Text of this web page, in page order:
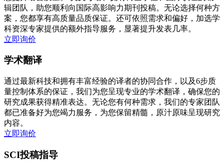
辑团队，助您顺利向国际高影响力期刊投稿。无论选择何种方
案，您都享有高质量品质保证。还可依照需求和偏好，加选学
科资深专家提供的额外指导服务，显著提升发表几率。
立即询价
学术翻译
通过最新科技和拥有丰富经验的译者的协同合作，以及6步质
量控制体系的保证，我们为您呈现专业的学术翻译，确保您的
研究成果获得精准表达。无论您有何种需求，我们的专家团队
都已准备好为您竭力服务，为您保留精髓，原汁原味呈现研究
内容。
立即询价
SCI投稿指导